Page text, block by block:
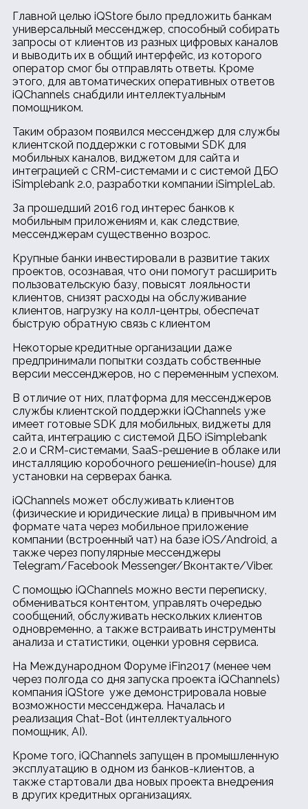
Главной целью iQStore было предложить банкам
универсальный мессенджер, способный собирать
запросы от клиентов из разных цифровых каналов
и выводить их в общий интерфейс, из которого
оператор смог бы отправлять ответы. Кроме
этого, для автоматических оперативных ответов
iQChannels снабдили интеллектуальным
помощником.
Таким образом появился мессенджер для службы
клиентской поддержки с готовыми SDK для
мобильных каналов, виджетом для сайта и
интеграцией с CRM-системами и с системой ДБО
iSimplebank 2.0, разработки компании iSimpleLab.
За прошедший 2016 год интерес банков к
мобильным приложениям и, как следствие,
мессенджерам существенно возрос.
Крупные банки инвестировали в развитие таких
проектов, осознавая, что они помогут расширить
пользовательскую базу, повысят лояльности
клиентов, снизят расходы на обслуживание
клиентов, нагрузку на колл-центры, обеспечат
быструю обратную связь с клиентом
Некоторые кредитные организации даже
предпринимали попытки создать собственные
версии мессенджеров, но с переменным успехом.
В отличие от них, платформа для мессенджеров
службы клиентской поддержки iQChannels уже
имеет готовые SDK для мобильных, виджеты для
сайта, интеграцию с системой ДБО iSimplebank
2.0 и CRM-системами, SaaS-решение в облаке или
инсталляцию коробочного решение(in-house) для
установки на серверах банка.
iQChannels может обслуживать клиентов
(физические и юридические лица) в привычном им
формате чата через мобильное приложение
компании (встроенный чат) на базе iOS/Android, а
также через популярные мессенджеры
Telegram/Facebook Messenger/Вконтакте/Viber.
С помощью iQChannels можно вести переписку,
обмениваться контентом, управлять очередью
сообщений, обслуживать нескольких клиентов
одновременно, а также встраивать инструменты
анализа и статистики, оценки уровня сервиса.
На Международном Форуме iFin2017 (менее чем
через полгода со дня запуска проекта iQChannels)
компания iQStore уже демонстрировала новые
возможности мессенджера. Началась и
реализация Сhat-Bot (интеллектуального
помощник, AI).
Кроме того, iQChannels запущен в промышленную
эксплуатацию в одном из банков-клиентов, а
также стартовали два новых проекта внедрения
в других кредитных организациях.